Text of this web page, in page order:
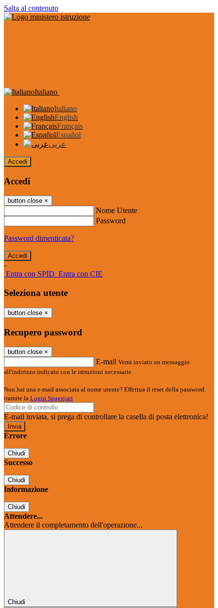
Salta al contenuto
Italiano
Italiano
English
Français
Español
عربى
Accedi
Accedi
button close ×
Nome Utente
Password
Password dimenticata?
-
Entra con SPID Entra con CIE
Seleziona utente
button close ×
Recupero password
button close ×
E-mail Verrà inviato un messaggio
all'indirizzo indicato con le istruzioni necessarie.
Non hai una e-mail associata al nome utente? Effettua il reset della password
tramite la Login Spaggiari
E-mail inviata, si prega di controllare la casella di posta elettronica!
Errore
Chiudi
Successo
Chiudi
Informazione
Chiudi
Attendere...
Attendere il completamento dell'operazione...
Chiudi